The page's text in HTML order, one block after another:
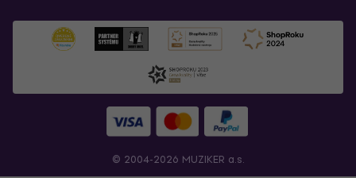
© 2004-2026 MUZIKER a.s.